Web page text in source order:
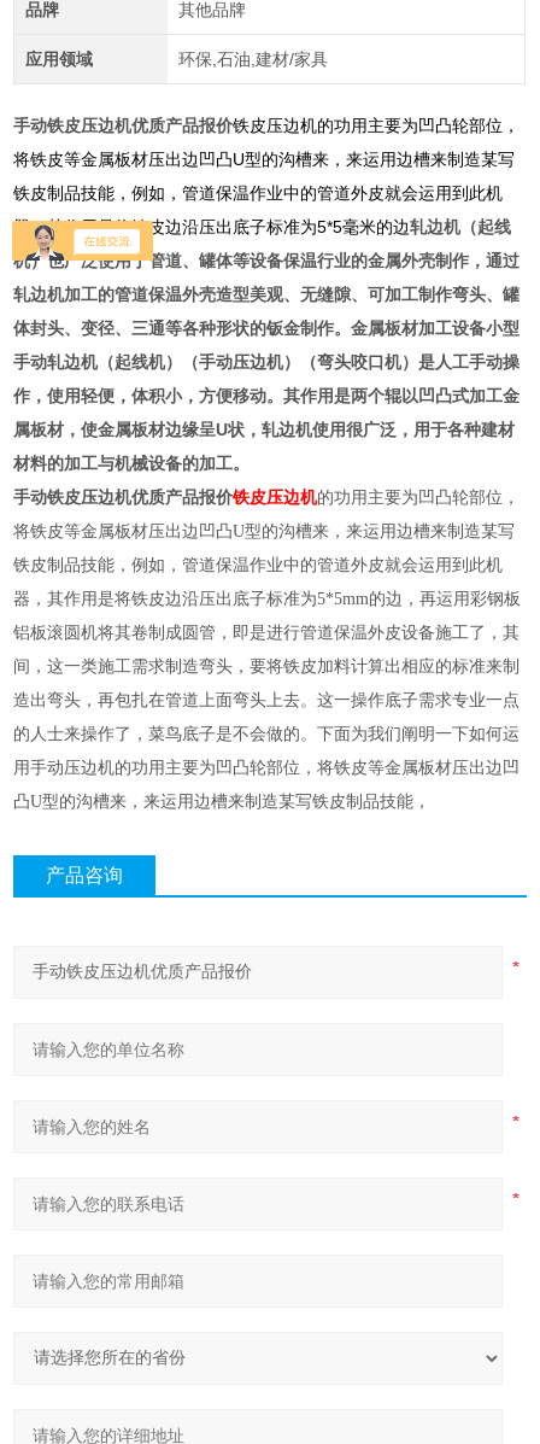
品牌 其他品牌
应用领域 环保,石油,建材/家具
手动铁皮压边机优质产品报价铁皮压边机的功用主要为凹凸轮部位，
将铁皮等金属板材压出边凹凸U型的沟槽来，来运用边槽来制造某写
铁皮制品技能，例如，管道保温作业中的管道外皮就会运用到此机
器，其作用是将铁皮边沿压出底子标准为5*5毫米的边轧边机（起线
机）也广泛使用于管道、罐体等设备保温行业的金属外壳制作，通过
轧边机加工的管道保温外壳造型美观、无缝隙、可加工制作弯头、罐
体封头、变径、三通等各种形状的钣金制作。金属板材加工设备小型
手动轧边机（起线机）（手动压边机）（弯头咬口机）是人工手动操
作，使用轻便，体积小，方便移动。其作用是两个辊以凹凸式加工金
属板材，使金属板材边缘呈U状，轧边机使用很广泛，用于各种建材
材料的加工与机械设备的加工。
手动铁皮压边机优质产品报价铁皮压边机的功用主要为凹凸轮部位，
将铁皮等金属板材压出边凹凸U型的沟槽来，来运用边槽来制造某写
铁皮制品技能，例如，管道保温作业中的管道外皮就会运用到此机
器，其作用是将铁皮边沿压出底子标准为5*5mm的边，再运用彩钢板
铝板滚圆机将其卷制成圆管，即是进行管道保温外皮设备施工了，其
间，这一类施工需求制造弯头，要将铁皮加料计算出相应的标准来制
造出弯头，再包扎在管道上面弯头上去。这一操作底子需求专业一点
的人士来操作了，菜鸟底子是不会做的。下面为我们阐明一下如何运
用手动压边机的功用主要为凹凸轮部位，将铁皮等金属板材压出边凹
凸U型的沟槽来，来运用边槽来制造某写铁皮制品技能，
产品咨询